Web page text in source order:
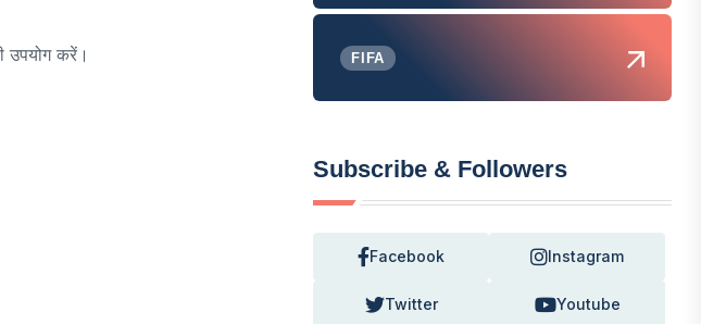
उपयोग करें। FIFA
Subscribe & Followers
Facebook Instagram
Twitter Youtube